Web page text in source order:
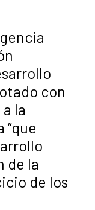
con
la
de la
de los